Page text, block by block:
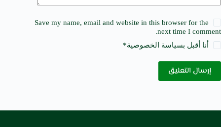
Save my name, email and website in this browser for the
next time I comment.
أنا أقبل بسياسة الخصوصية*
إرسال التعليق